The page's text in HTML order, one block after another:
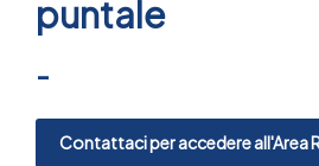
puntale
-
Contattaci per accedere all'Area